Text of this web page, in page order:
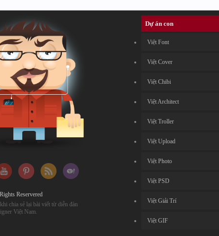
Reservered
chia sẻ lại bài viết từ diễn đàn
Việt Nam.
Dự án con
Việt Font
Việt Cover
Việt Chibi
Việt Architect
Việt Troller
Việt Upload
Việt Photo
Việt PSD
Việt Giải Trí
Việt GIF